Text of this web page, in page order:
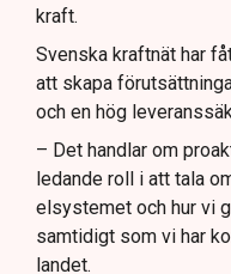
kraft.
Svenska kraftnät har
att skapa
och en hög
– Det handlar om
ledande roll i att tala
elsystemet och hur vi
samtidigt som vi har
landet.